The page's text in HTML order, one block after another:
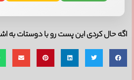
حال کردی این پست رو با دوستات به